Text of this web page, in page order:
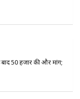
50 हजार की और मांग;